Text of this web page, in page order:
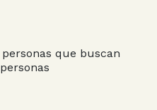
que buscan